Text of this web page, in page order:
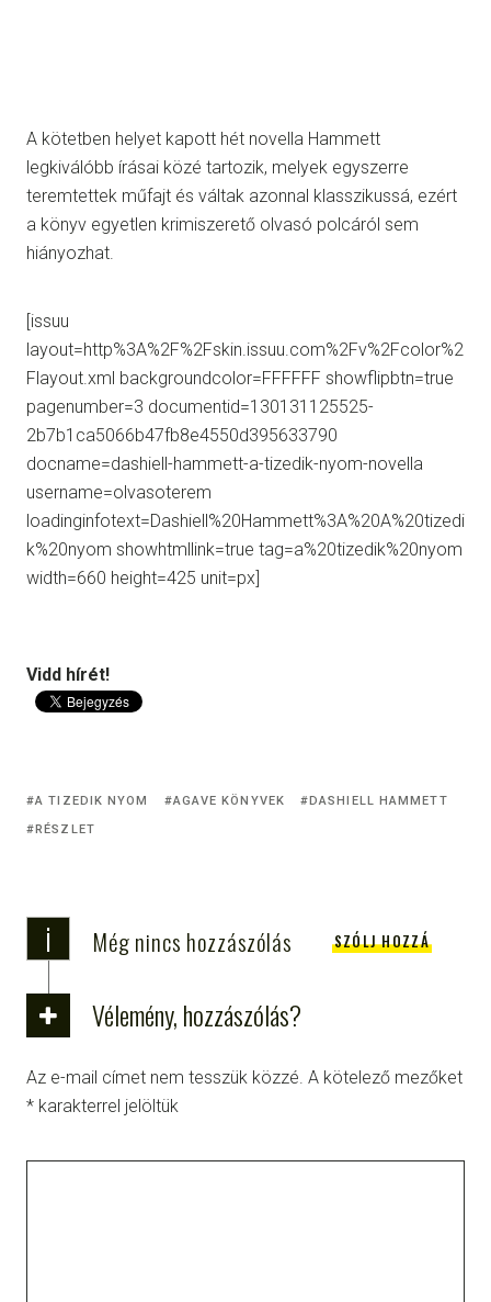
A kötetben helyet kapott hét novella Hammett
legkiválóbb írásai közé tartozik, melyek egyszerre
teremtettek műfajt és váltak azonnal klasszikussá, ezért
a könyv egyetlen krimiszerető olvasó polcáról sem
hiányozhat.
[issuu
layout=http%3A%2F%2Fskin.issuu.com%2Fv%2Fcolor%2
Flayout.xml backgroundcolor=FFFFFF showflipbtn=true
pagenumber=3 documentid=130131125525-
2b7b1ca5066b47fb8e4550d395633790
docname=dashiell-hammett-a-tizedik-nyom-novella
username=olvasoterem
loadinginfotext=Dashiell%20Hammett%3A%20A%20tizedi
k%20nyom showhtmllink=true tag=a%20tizedik%20nyom
width=660 height=425 unit=px]
Vidd hírét!
A TIZEDIK NYOM AGAVE KÖNYVEK
DASHIELL HAMMETT
RÉSZLET
i Még nincs hozzászólás SZÓLJ HOZZÁ
Vélemény, hozzászólás?
Az e-mail címet nem tesszük közzé. A kötelező mezőket
* karakterrel jelöltük